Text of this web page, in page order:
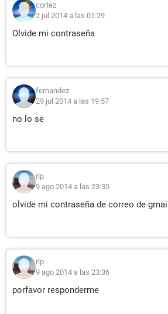
cortez
2 jul 2014 a las 01:29
Olvide mi contraseña
fernandez
29 jul 2014 a las 19:57
no lo se
rlp
9 ago 2014 a las 23:35
olvide mi contraseña de correo de gmail
rlp
9 ago 2014 a las 23:36
porfavor responderme